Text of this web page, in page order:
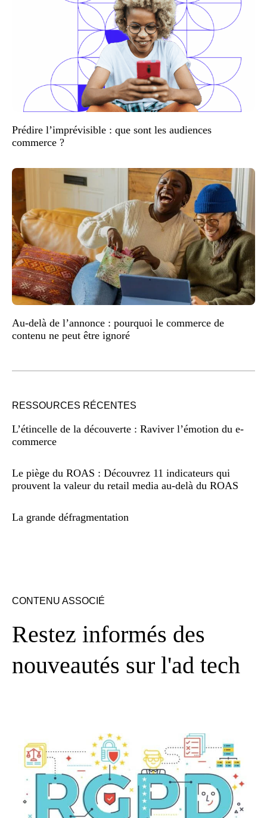
Prédire l’imprévisible : que sont les audiences
commerce ?
Au-delà de l’annonce : pourquoi le commerce de
contenu ne peut être ignoré
RESSOURCES RÉCENTES
L’étincelle de la découverte : Raviver l’émotion du e-
commerce
Le piège du ROAS : Découvrez 11 indicateurs qui
prouvent la valeur du retail media au-delà du ROAS
La grande défragmentation
CONTENU ASSOCIÉ
Restez informés des
nouveautés sur l'ad tech